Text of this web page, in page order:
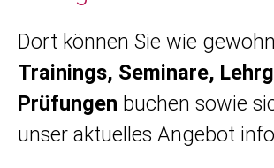
Dort können Sie wie
Trainings, Seminare,
Prüfungen buchen sowie
unser aktuelles Angebot